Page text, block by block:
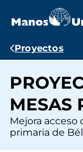
contenido
Ruta
Proyectos
MESAS
Mejora
primaria de